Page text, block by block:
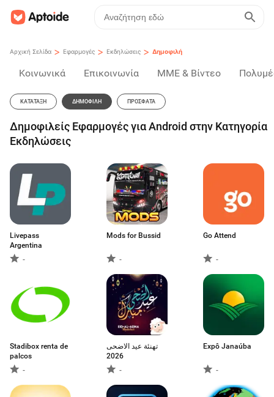
Αρχική Σελίδα > Εφαρμογές > Εκδηλώσεις > Δημοφιλή
Κοινωνικά Επικοινωνία ΜΜΕ & Βίντεο
ΚΑΤΆΤΑΞΗ ΔΗΜΟΦΙΛΉ ΠΡΌΣΦΑΤΑ
Δημοφιλείς Εφαρμογές για Android στην Κατηγορία
Εκδηλώσεις
Livepass
Argentina
-
Mods for Bussid
-
Go Attend
-
Stadibox renta de
palcos
-
تهنئة عيد الاضحى
2026
-
Expô Janaúba
-